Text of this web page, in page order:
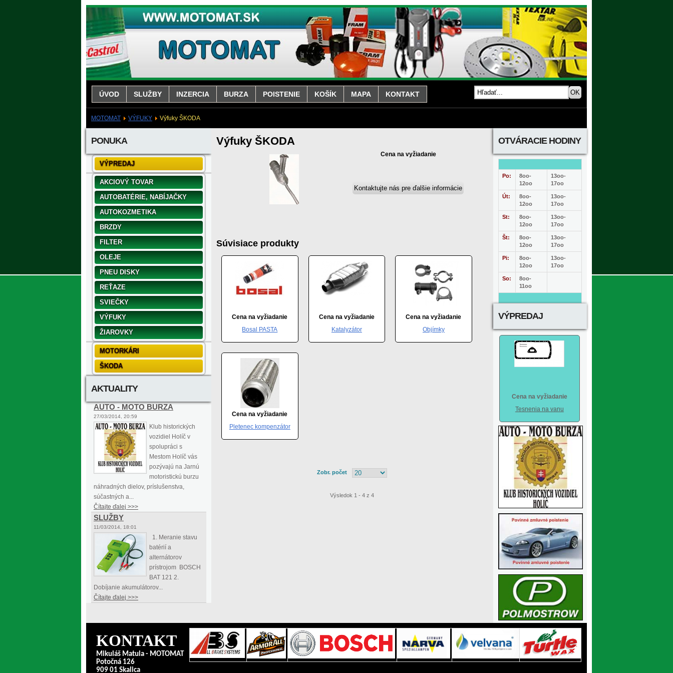
ÚVOD SLUŽBY INZERCIA BURZA POISTENIE KOŠÍK MAPA KONTAKT
MOTOMAT VÝFUKY Výfuky ŠKODA
PONUKA
VÝPREDAJ
AKCIOVÝ TOVAR
AUTOBATÉRIE, NABÍJAČKY
AUTOKOZMETIKA
BRZDY
FILTER
OLEJE
PNEU DISKY
REŤAZE
SVIEČKY
VÝFUKY
ŽIAROVKY
MOTORKÁRI
ŠKODA
AKTUALITY
AUTO - MOTO BURZA
27/03/2014, 20:59
Klub historických
vozidiel Holíč v
spolupráci s
Mestom Holíč vás
pozývajú na Jarnú
motoristickú burzu
náhradných dielov, príslušenstva,
súčastných a...
Čítajte ďalej >>>
SLUŽBY
11/03/2014, 18:01
1. Meranie stavu
batérií a
alternátorov
prístrojom BOSCH
BAT 121 2.
Dobíjanie akumulátorov...
Čítajte ďalej >>>
Výfuky ŠKODA
Cena na vyžiadanie
Súvisiace produkty
Cena na vyžiadanie
Bosal PASTA
Cena na vyžiadanie
Katalyzátor
Cena na vyžiadanie
Objímky
Cena na vyžiadanie
Pletenec kompenzátor
Zobr. počet
Výsledok 1 - 4 z 4
OTVÁRACIE HODINY
Po:
8oo-
12oo
13oo-
17oo
Út:
8oo-
12oo
13oo-
17oo
St:
8oo-
12oo
13oo-
17oo
Št:
8oo-
12oo
13oo-
17oo
Pi:
8oo-
12oo
13oo-
17oo
So:
8oo-
11oo
VÝPREDAJ
Cena na vyžiadanie
Tesnenia na vanu
KONTAKT
Mikuláš Matula - MOTOMAT
Potočná 126
909 01 Skalica